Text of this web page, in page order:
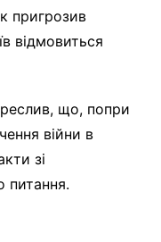
пригрозив
відмовиться
що, попри
війни в
зі
питання.